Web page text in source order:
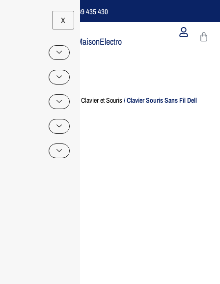
Support B2B Dédié | 06 49 435 430
X
MaisonElectro
Accessoire IT Clavier et Souris/ Clavier Souris Sans Fil Dell